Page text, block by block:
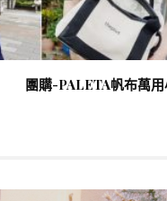
團購-PALETA帆布萬